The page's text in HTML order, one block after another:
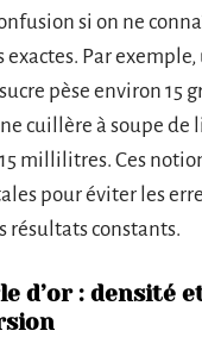
si on ne
exactes. Par
pèse environ 15
cuillère à soupe de
millilitres. Ces
pour éviter les
résultats constants.
d’or : densité